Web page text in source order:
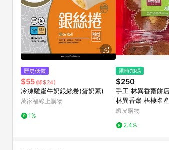
歷史低價
$55 (降$24)
冷凍雞蛋牛奶銀絲卷(蛋奶素)
萬家福線上購物
1%
限時加碼
$250
手工 林異香齋餅
林異香齋 梧棲名
食糕餅 蛋素 台中
蝦皮購物
2.4%